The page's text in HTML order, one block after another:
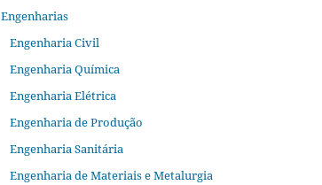
Engenharias
Engenharia Civil
Engenharia Química
Engenharia Elétrica
Engenharia de Produção
Engenharia Sanitária
Engenharia de Materiais e Metalurgia